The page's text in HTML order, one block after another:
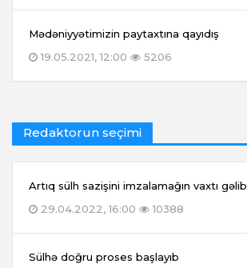
Mədəniyyətimizin paytaxtına qayıdış
19.05.2021, 12:00
5206
Redaktorun seçimi
Artıq sülh sazişini imzalamağın vaxtı gəlib
29.04.2022, 16:00
10388
Sülhə doğru proses başlayıb